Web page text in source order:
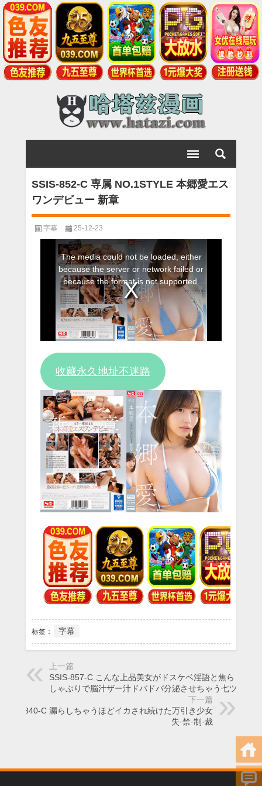
SSIS-852-C 専属 NO.1STYLE 本郷愛エス
ワンデビュー 新章
字幕 25-12-23
modal
window.
The media could not be loaded, either
because the server or network failed or
because the format is not supported.
收藏永久地址不迷路
标签： 字幕
上一篇
SSIS-857-C こんな上品美女がドスケベ淫語と焦らし舐め
しゃぶりで脳汁ザー汁ドバドバ分泌させちゃう七ツ森り
下一篇
SSIS-840-C 漏らしちゃうほどイカされ続けた万引き少女
失·禁·制·裁